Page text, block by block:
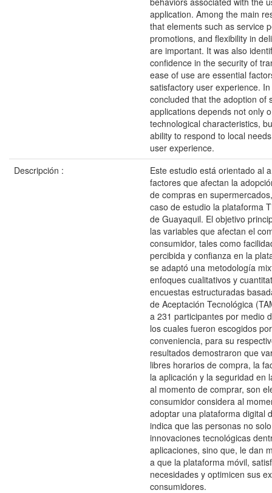
application. Among the main
that elements such as service
promotions, and flexibility in
are important. It was also
confidence in the security of
ease of use are essential
satisfactory user experience.
concluded that the adoption of
applications depends not only
technological characteristics,
ability to respond to local
user experience.
Descripción :
Este estudio está orientado al
factores que afectan la
de compras en
caso de estudio la plataforma
de Guayaquil. El objetivo
las variables que afectan el
consumidor, tales como
percibida y confianza en la
se adaptó una metodología
enfoques cualitativos y
encuestas estructuradas
de Aceptación Tecnológica
a 231 participantes por medio
los cuales fueron escogidos
conveniencia, para su
resultados demostraron que
libres horarios de compra, la
la aplicación y la seguridad en
al momento de comprar, son
consumidor considera al
adoptar una plataforma digital
indica que las personas no
innovaciones tecnológicas
aplicaciones, sino que, le dan
a que la plataforma móvil,
necesidades y optimicen sus
consumidores.